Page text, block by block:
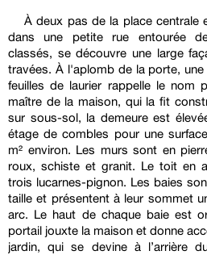
À deux pas de la place centrale
dans une petite rue entourée
classés, se découvre une large
travées. À l'aplomb de la porte,
feuilles de laurier rappelle le nom
maître de la maison, qui la fit
sur sous-sol, la demeure est
étage de combles pour une
m² environ. Les murs sont en
roux, schiste et granit. Le toit en
trois lucarnes-pignon. Les baies
taille et présentent à leur sommet
arc. Le haut de chaque baie est
portail jouxte la maison et donne
jardin, qui se devine à l’arrière